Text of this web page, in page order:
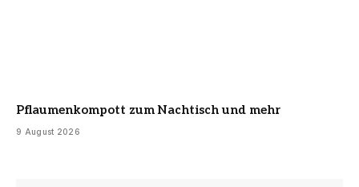
Pflaumenkompott zum Nachtisch und mehr
9 August 2026